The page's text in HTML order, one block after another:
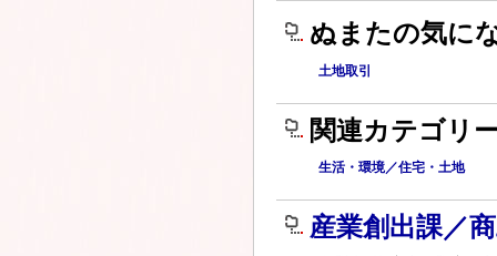
ぬまたの気に
土地取引
関連カテゴリ
生活・環境／住宅・土地
産業創出課／